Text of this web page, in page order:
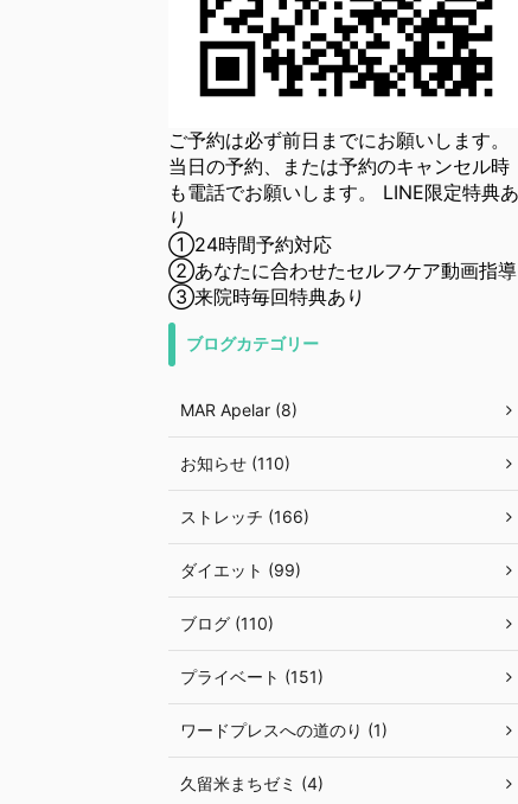
ご予約は必ず前日までにお願いします。
当日の予約、または予約のキャンセル時
も電話でお願いします。 LINE限定特典あ
り
①24時間予約対応
②あなたに合わせたセルフケア動画指導
③来院時毎回特典あり
ブログカテゴリー
MAR Apelar (8)
お知らせ (110)
ストレッチ (166)
ダイエット (99)
ブログ (110)
プライベート (151)
ワードプレスへの道のり (1)
久留米まちゼミ (4)